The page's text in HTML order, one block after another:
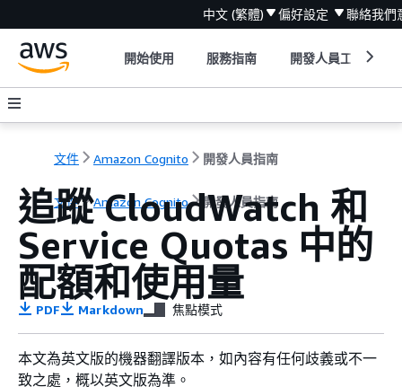
中文 (繁體) 偏好設定 聯絡我們
開始使用 服務指南 開發人員工具
文件 Amazon Cognito 開發人員指南
文件 Amazon Cognito 開發人員指南
追蹤 CloudWatch 和
Service Quotas 中的
配額和使用量
PDF Markdown 焦點模式
本文為英文版的機器翻譯版本，如內容有任何歧義或不一
致之處，概以英文版為準。